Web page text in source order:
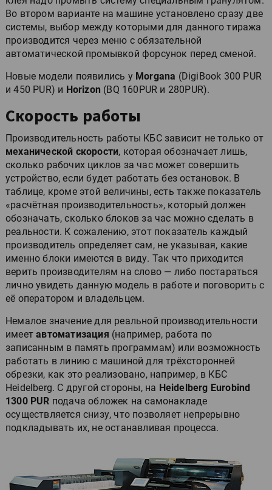
Во втором варианте на машине установлено сразу две
системы, выбор между которыми для данного тиража
производится через меню с обязательной
автоматической промывкой форсунок перед сменой.
Новые модели появились у Morgana (DigiBook 300 PUR
и 450 PUR) и Horizon (BQ 160PUR и 280PUR).
Скорость работы
Производительность работы КБС зависит не только от
механической скорости, которая обозначает лишь,
сколько рабочих циклов за час может совершить
устройство, если будет работать без остановок. В
таблице, кроме этой величины, есть также показатель
«расчётная производительность», который должен
обозначать, сколько блоков за час можно сделать в
реальности. К сожалению, этот показатель каждый
производитель определяет сам, не указывая, какие
именно блоки имеются в виду. Так что приходится
верить производителям на слово — либо постараться
лично увидеть данную модель в работе и поговорить с
её оператором и владельцем.
Немалое значение для реальной производительности
имеетавтоматизация (например, работа по
записанным в память программам) или возможность
работать в линию с машиной для трёхсторонней
обрезки, как это реализовано, например, в КБС
Heidelberg. С другой стороны, на Heidelberg Eurobind
1300 PUR подача обложек на самонакладе
осуществляется снизу, что позволяет непрерывно
подкладывать их, не останавливая процесса.